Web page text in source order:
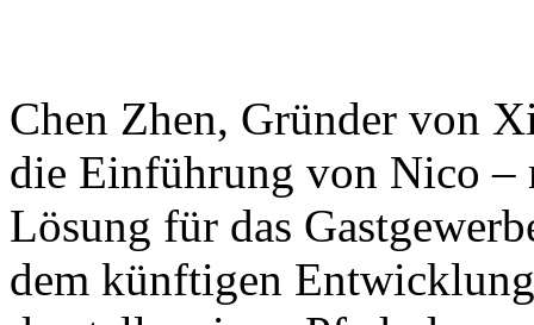
Chen Zhen, Gründer von
die Einführung von Nico –
Lösung für das
dem künftigen